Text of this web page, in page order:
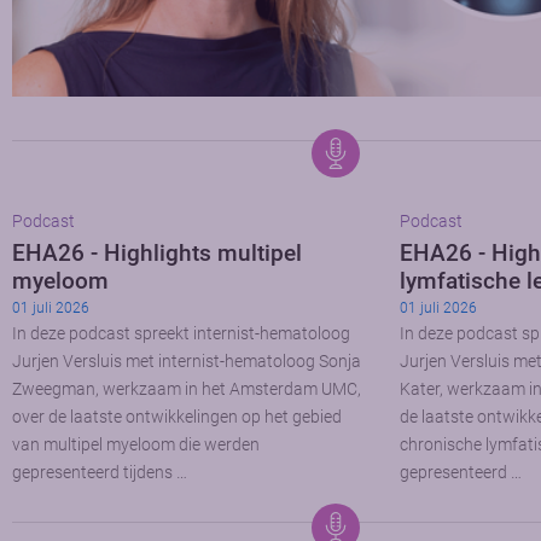
Podcast
EHA26 - Highlights multipel
myeloom
01 juli 2026
In deze podcast spreekt internist-hematoloog
Jurjen Versluis met internist-hematoloog Sonja
Zweegman, werkzaam in het Amsterdam UMC,
over de laatste ontwikkelingen op het gebied
van multipel myeloom die werden
gepresenteerd tijdens …
Podcast
EHA26 -
lymfatische
01 juli 2026
In deze podcast
Jurjen Versluis
Kater, werkzaam
de laatste
chronische
gepresenteerd …